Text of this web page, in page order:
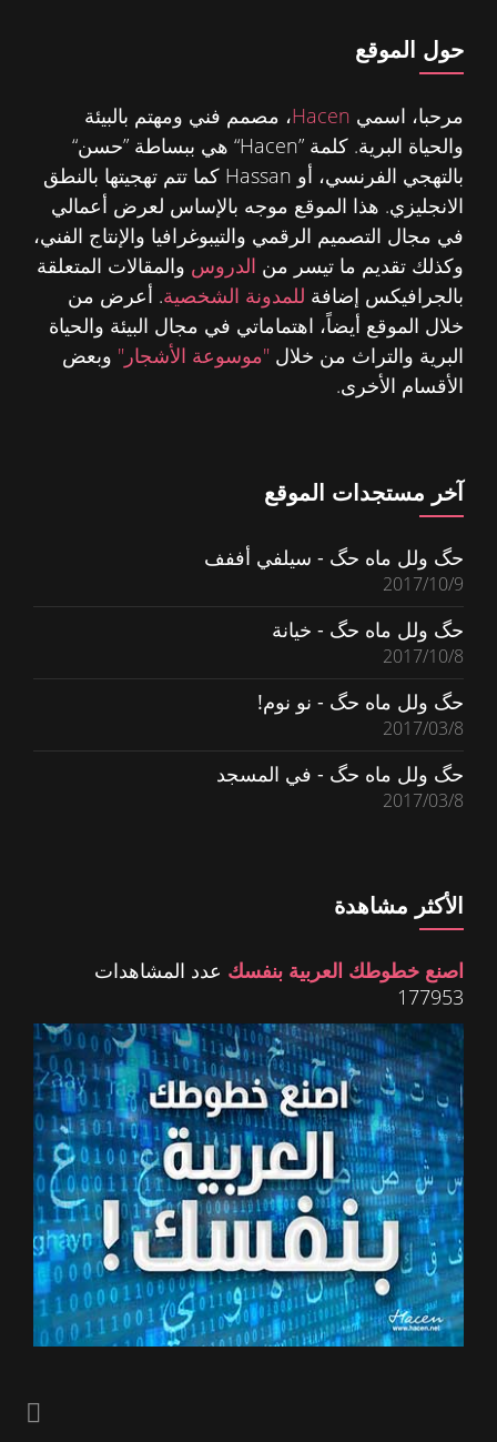
حول الموقع
مرحبا، اسمي Hacen، مصمم فني ومهتم بالبيئة
والحياة البرية. كلمة ”Hacen“ هي ببساطة ”حسن“
بالتهجي الفرنسي، أو Hassan كما تتم تهجيتها بالنطق
الانجليزي. هذا الموقع موجه بالإساس لعرض أعمالي
في مجال التصميم الرقمي والتيبوغرافيا والإنتاج الفني،
وكذلك تقديم ما تيسر من الدروس والمقالات المتعلقة
بالجرافيكس إضافة للمدونة الشخصية. أعرض من
خلال الموقع أيضاً، اهتماماتي في مجال البيئة والحياة
البرية والتراث من خلال "موسوعة الأشجار" وبعض
الأقسام الأخرى.
آخر مستجدات الموقع
حگ ولل ماه حگ - سيلفي أففف
2017/10/9
حگ ولل ماه حگ - خيانة
2017/10/8
حگ ولل ماه حگ - نو نوم!
2017/03/8
حگ ولل ماه حگ - في المسجد
2017/03/8
الأكثر مشاهدة
اصنع خطوطك العربية بنفسك عدد المشاهدات
177953